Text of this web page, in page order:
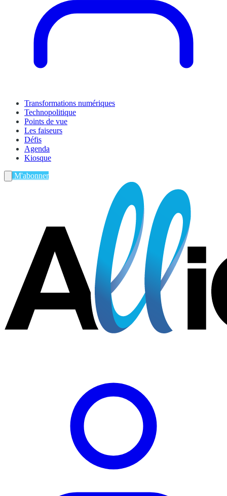
Transformations numériques
Technopolitique
Points de vue
Les faiseurs
Défis
Agenda
Kiosque
M'abonner